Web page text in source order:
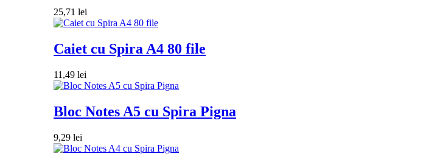
25,71 lei
Caiet cu Spira A4 80 file
11,49 lei
Bloc Notes A5 cu Spira Pigna
9,29 lei